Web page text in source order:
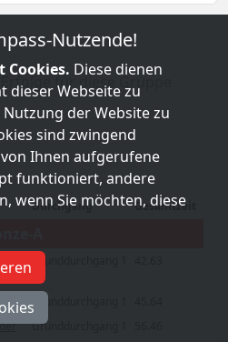
für diese Gruppe
Durchgang Gesamtzeit
A
Grunddurchgang 1
Grunddurchgang 1
Grunddurchgang 1
Nutzende!
Cookies. Diese dienen
dieser Webseite zu
der Website zu
sind zwingend
Ihnen aufgerufene
funktioniert, andere
wenn Sie möchten, diese